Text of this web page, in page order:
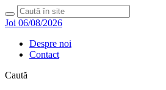
Joi 06/08/2026
Despre noi
Contact
Caută